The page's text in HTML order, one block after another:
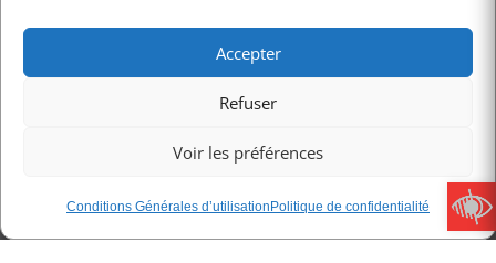
Accepter
Refuser
Voir les préférences
Conditions Générales d’utilisation Politique de confidentialité
Mentions légales
Conditions Générales d’utilisation
Conditions Générales de Vente